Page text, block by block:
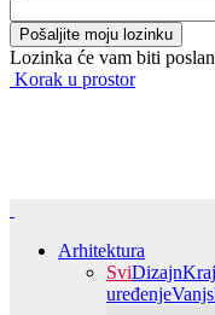
Lozinka će vam biti
Korak u prostor
Arhitektura
SviDizajn
uređenje